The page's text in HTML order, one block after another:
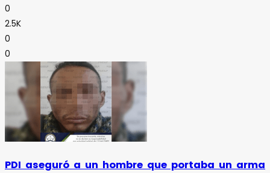
0
2.5K
0
0
PDI aseguró a un hombre que portaba un arma